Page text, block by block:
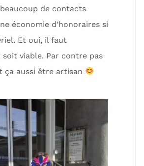
de contacts
économie d’honoraires si
Et oui, il faut
viable. Par contre pas
ça aussi être artisan